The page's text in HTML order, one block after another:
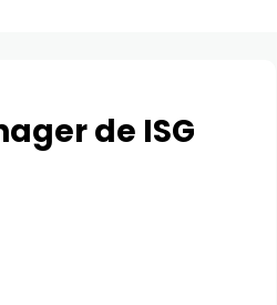
de ISG